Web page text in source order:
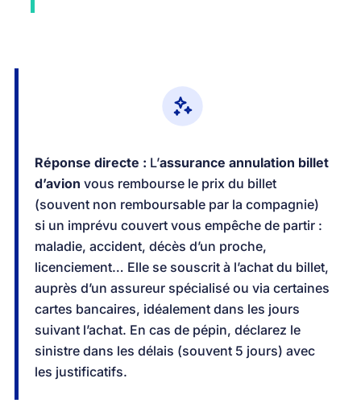
Réponse directe : L’assurance annulation billet
d’avion vous rembourse le prix du billet
(souvent non remboursable par la compagnie)
si un imprévu couvert vous empêche de partir :
maladie, accident, décès d’un proche,
licenciement… Elle se souscrit à l’achat du billet,
auprès d’un assureur spécialisé ou via certaines
cartes bancaires, idéalement dans les jours
suivant l’achat. En cas de pépin, déclarez le
sinistre dans les délais (souvent 5 jours) avec
les justificatifs.